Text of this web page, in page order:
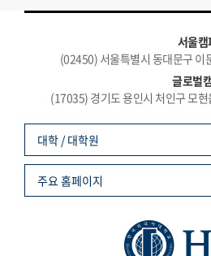
서울캠
(02450) 서울특별시 동대문구
글로벌
(17035) 경기도 용인시 처인구 모
대학 / 대학원
주요 홈페이지